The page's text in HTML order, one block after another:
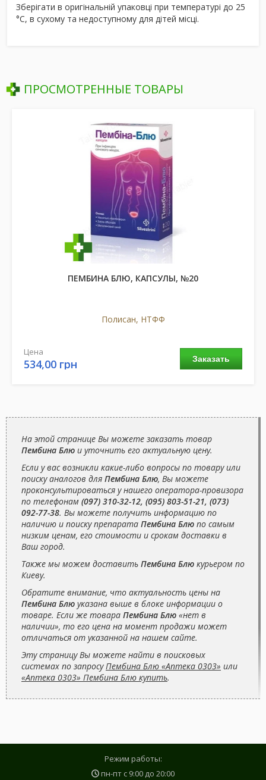
Зберігати в оригінальній упаковці при температурі до 25
°С, в сухому та недоступному для дітей місці.
ПРОСМОТРЕННЫЕ ТОВАРЫ
ПЕМБИНА БЛЮ, КАПСУЛЫ, №20
Полисан, НТФФ
Заказать
Цена
534,00 грн
На этой странице Вы можете заказать товар
Пембина Блю и уточнить его актуальную цену.
Если у вас возникли какие-либо вопросы по товару или
поиску аналогов для Пембина Блю, Вы можете
проконсультироваться у нашего оператора-провизора
по телефонам (097) 310-32-12, (095) 803-51-21, (073)
092-77-38. Вы можете получить информацию по
наличию и поиску препарата Пембина Блю по самым
низким ценам, его стоимости и срокам доставки в
Ваш город.
Также мы можем доставить Пембина Блю курьером по
Киеву.
Обратите внимание, что актуальность цены на
Пембина Блю указана выше в блоке информации о
товаре. Если же товара Пембина Блю «нет в
наличии», то его цена на момент продажи может
отличаться от указанной на нашем сайте.
Эту страницу Вы можете найти в поисковых
системах по запросуПембина Блю «Аптека 0303» или
«Аптека 0303» Пембина Блю купить.
Режим работы:
пн-пт с 9:00 до 20:00